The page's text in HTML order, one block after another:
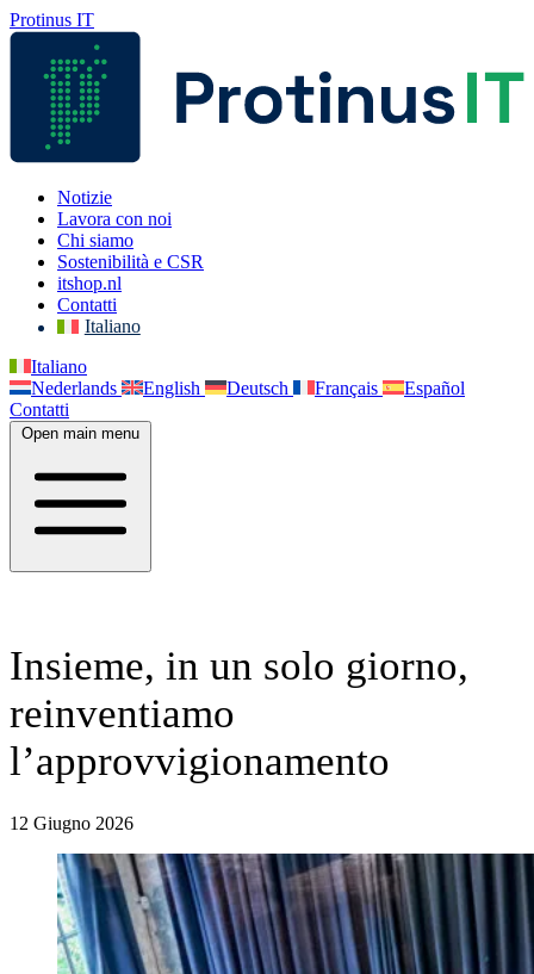
Protinus IT
Notizie
Lavora con noi
Chi siamo
Sostenibilità e CSR
itshop.nl
Contatti
Italiano
Italiano
Nederlands
English Deutsch Français
Español
Contatti
Open main menu
Insieme, in un solo giorno,
reinventiamo
l’approvvigionamento
12 Giugno 2026